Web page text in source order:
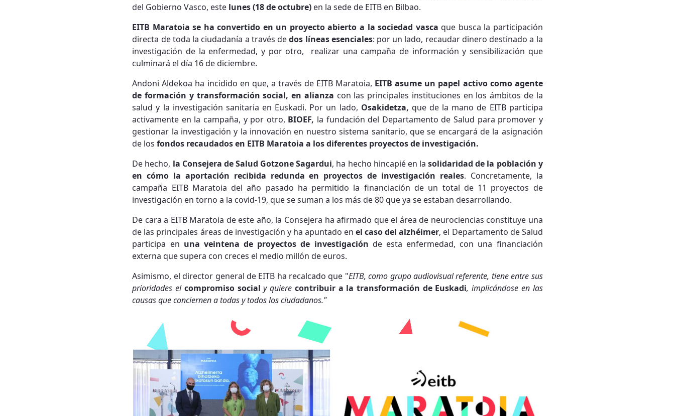
del Gobierno Vasco, este lunes (18 de octubre) en la sede de EITB en Bilbao.
EITB Maratoia se ha convertido en un proyecto abierto a la sociedad vasca que busca la participación
directa de toda la ciudadanía a través dedos líneas esenciales: por un lado, recaudar dinero destinado a la
investigación de la enfermedad, y por otro, realizar una campaña de información y sensibilización que
culminará el día 16 de diciembre.
Andoni Aldekoa ha incidido en que, a través de EITB Maratoia, EITB asume un papel activo como agente
de formación y transformación social, en alianza con las principales instituciones en los ámbitos de la
salud y la investigación sanitaria en Euskadi. Por un lado, Osakidetza, que de la mano de EITB participa
activamente en la campaña, y por otro, BIOEF, la fundación del Departamento de Salud para promover y
gestionar la investigación y la innovación en nuestro sistema sanitario, que se encargará de la asignación
de losfondos recaudados en EITB Maratoia a los diferentes proyectos de investigación.
De hecho, la Consejera de Salud Gotzone Sagardui, ha hecho hincapié en lasolidaridad de la población y
en cómo la aportación recibida redunda en proyectos de investigación reales. Concretamente, la
campaña EITB Maratoia del año pasado ha permitido la financiación de un total de 11 proyectos de
investigación en torno a la covid-19, que se suman a los más de 80 que ya se estaban desarrollando.
De cara a EITB Maratoia de este año, la Consejera ha afirmado que el área de neurociencias constituye una
de las principales áreas de investigación y ha apuntado enel caso del alzhéimer, el Departamento de Salud
participa en una veintena de proyectos de investigación de esta enfermedad, con una financiación
externa que supera con creces el medio millón de euros.
Asimismo, el director general de EITB ha recalcado que "EITB, como grupo audiovisual referente, tiene entre sus
prioridades el compromiso social y quiere contribuir a la transformación de Euskadi, implicándose en las
causas que conciernen a todas y todos los ciudadanos."